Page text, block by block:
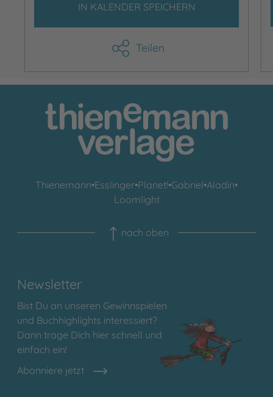
IN KALENDER SPEICHERN
Teilen
Thienemann•Esslinger•Planet!•Gabriel•Aladin•
Loomlight
nach oben
Newsletter
Bist Du an unseren Gewinnspielen
und Buchhighlights interessiert?
Dann trage Dich hier schnell und
einfach ein!
Abonniere jetzt